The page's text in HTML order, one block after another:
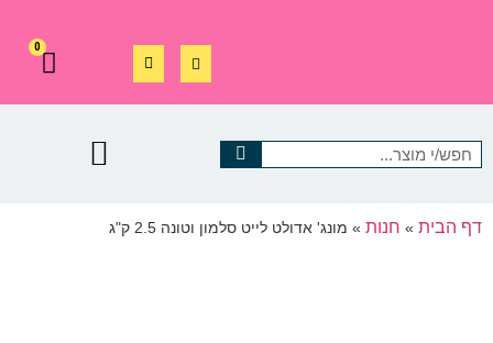
0
דף הבית » חנות » מונג' אדולט לייט סלמון וטונה 2.5 ק"ג